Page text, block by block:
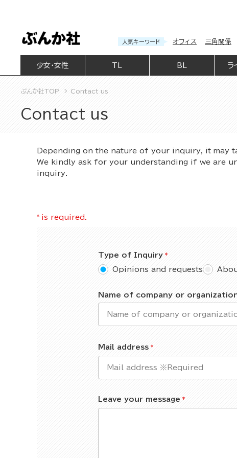
人気キーワード オフィス 三角関係
少女・女性 BL ラ
ぶんか社TOP Contact us
Contact us
Depending on the nature of your inquiry, it may
We kindly ask for your understanding if we are
inquiry.
* is required.
Type of Inquiry
Opinions and requests
Name of company or
Mail address
Leave your message